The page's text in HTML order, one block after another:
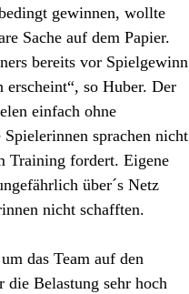
gewinnen, wollte
Sache auf dem Papier.
bereits vor Spielgewinn
erscheint“, so Huber. Der
einfach ohne
sprachen nicht
Training fordert. Eigene
über´s Netz
nicht schafften.
das Team auf den
Belastung sehr hoch